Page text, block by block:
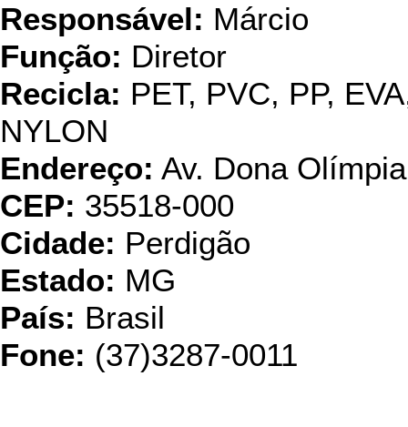
Responsável: Márcio
Função: Diretor
Recicla: PET, PVC, PP,
NYLON
Endereço: Av. Dona
CEP: 35518-000
Cidade: Perdigão
Estado: MG
País: Brasil
Fone: (37)3287-0011